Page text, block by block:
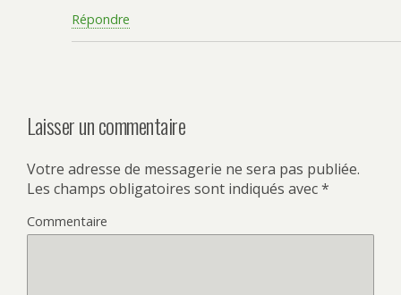
Répondre
Laisser un commentaire
Votre adresse de messagerie ne sera pas publiée.
Les champs obligatoires sont indiqués avec*
Commentaire